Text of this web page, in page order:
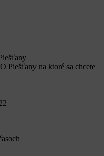
Piešťany na ktoré sa chcete